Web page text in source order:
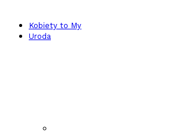
Kobiety to My
Uroda